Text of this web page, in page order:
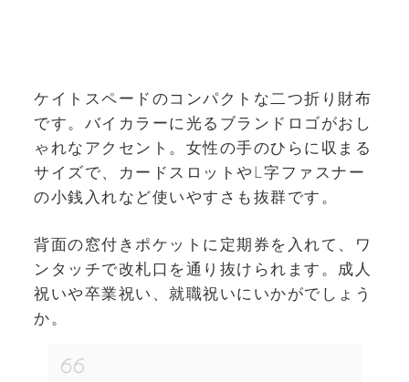
ケイトスペードのコンパクトな二つ折り財布
です。バイカラーに光るブランドロゴがおし
ゃれなアクセント。女性の手のひらに収まる
サイズで、カードスロットやL字ファスナー
の小銭入れなど使いやすさも抜群です。
背面の窓付きポケットに定期券を入れて、ワ
ンタッチで改札口を通り抜けられます。成人
祝いや卒業祝い、就職祝いにいかがでしょう
か。